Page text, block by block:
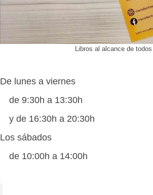
Libros al alcance de todos
De lunes a viernes
de 9:30h a 13:30h
y de 16:30h a 20:30h
Los sábados
de 10:00h a 14:00h